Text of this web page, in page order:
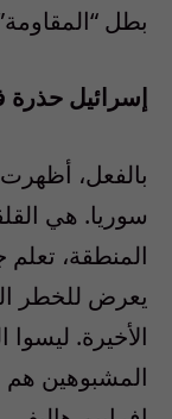
بطل
إسرائيل حذرة
بالفعل،
سوريا. هي
المنطقة، تعلم
يعرض للخطر
الأخيرة. ليسوا
المشبوهين هم